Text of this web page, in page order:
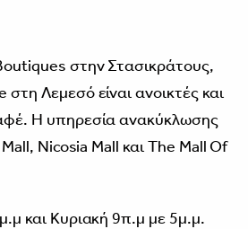
στην Στασικράτους,
Λεμεσό είναι ανοικτές και
Η υπηρεσία ανακύκλωσης
Nicosia Mall και The Mall Of
και Κυριακή 9π.μ με 5μ.μ.